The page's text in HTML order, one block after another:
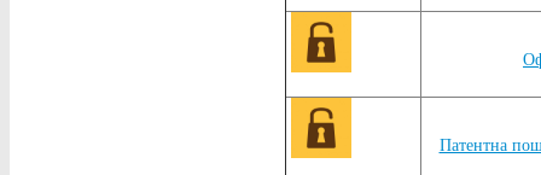
Патентна